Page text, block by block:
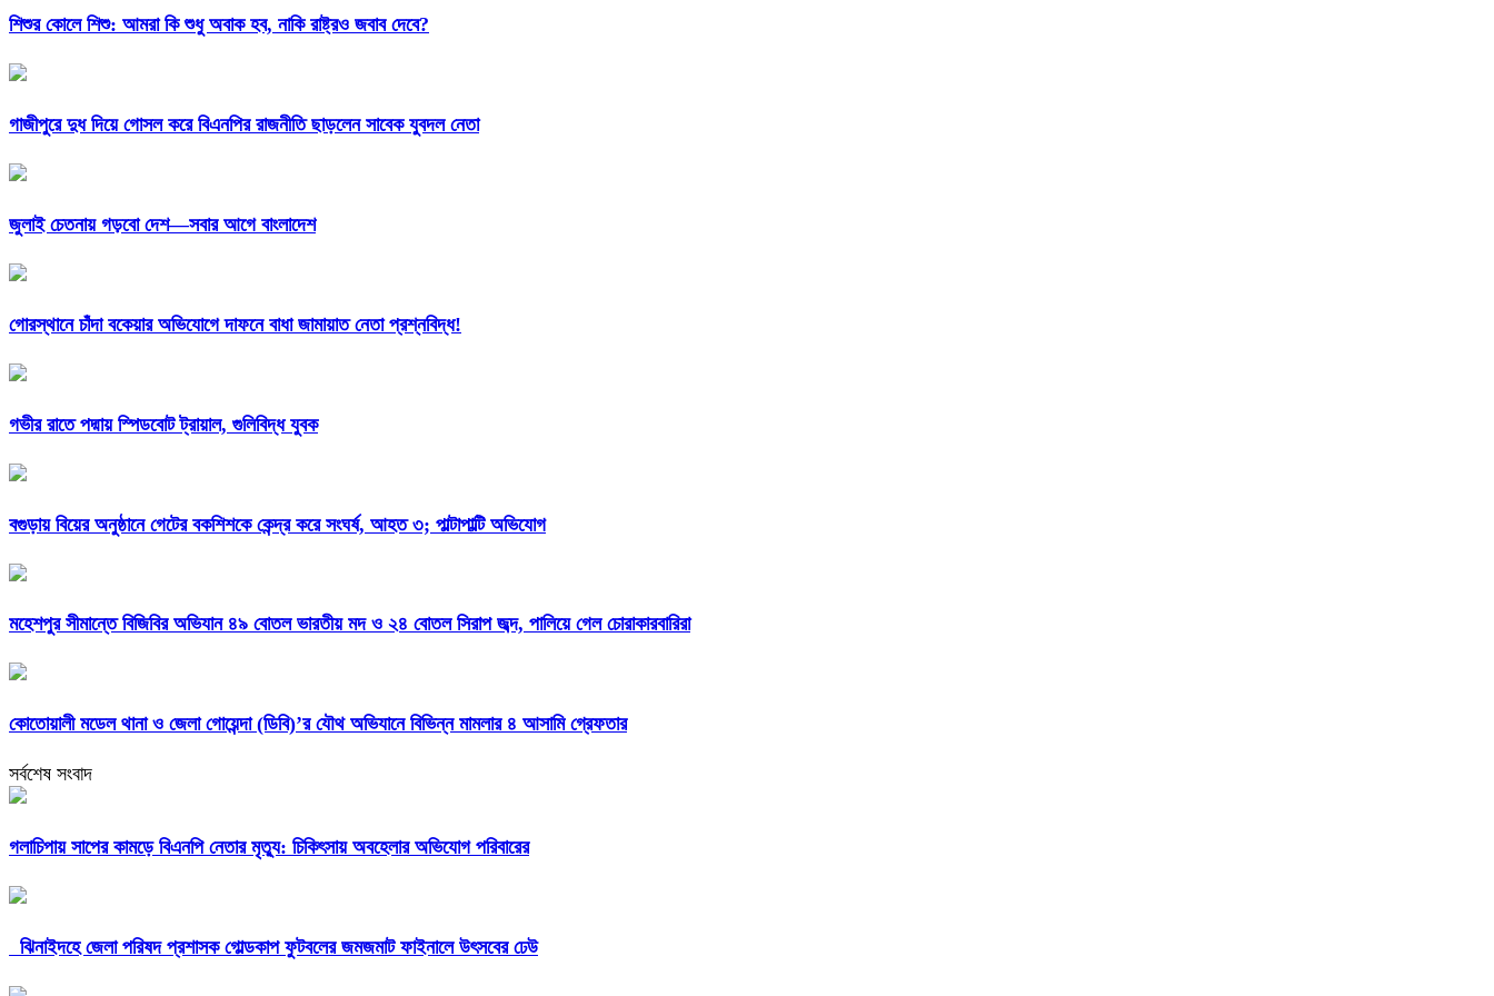
শিশুর কোলে শিশু: আমরা কি শুধু অবাক হব, নাকি রাষ্ট্রও জবাব দেবে?
গাজীপুরে দুধ দিয়ে গোসল করে বিএনপির রাজনীতি ছাড়লেন সাবেক যুবদল নেতা
জুলাই চেতনায় গড়বো দেশ—সবার আগে বাংলাদেশ
গোরস্থানে চাঁদা বকেয়ার অভিযোগে দাফনে বাধা জামায়াত নেতা প্রশ্নবিদ্ধ!
গভীর রাতে পদ্মায় স্পিডবোট ট্রায়াল, গুলিবিদ্ধ যুবক
বগুড়ায় বিয়ের অনুষ্ঠানে গেটের বকশিশকে কেন্দ্র করে সংঘর্ষ, আহত ৩; পাল্টাপাল্টি অভিযোগ
মহেশপুর সীমান্তে বিজিবির অভিযান ৪৯ বোতল ভারতীয় মদ ও ২৪ বোতল সিরাপ জব্দ, পালিয়ে গেল চোরাকারবারিরা
কোতোয়ালী মডেল থানা ও জেলা গোয়েন্দা (ডিবি)’র যৌথ অভিযানে বিভিন্ন মামলার ৪ আসামি গ্রেফতার
সর্বশেষ সংবাদ
গলাচিপায় সাপের কামড়ে বিএনপি নেতার মৃত্যু: চিকিৎসায় অবহেলার অভিযোগ পরিবারের
ঝিনাইদহে জেলা পরিষদ প্রশাসক গোল্ডকাপ ফুটবলের জমজমাট ফাইনালে উৎসবের ঢেউ